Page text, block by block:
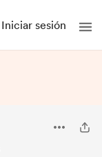
Iniciar sesión